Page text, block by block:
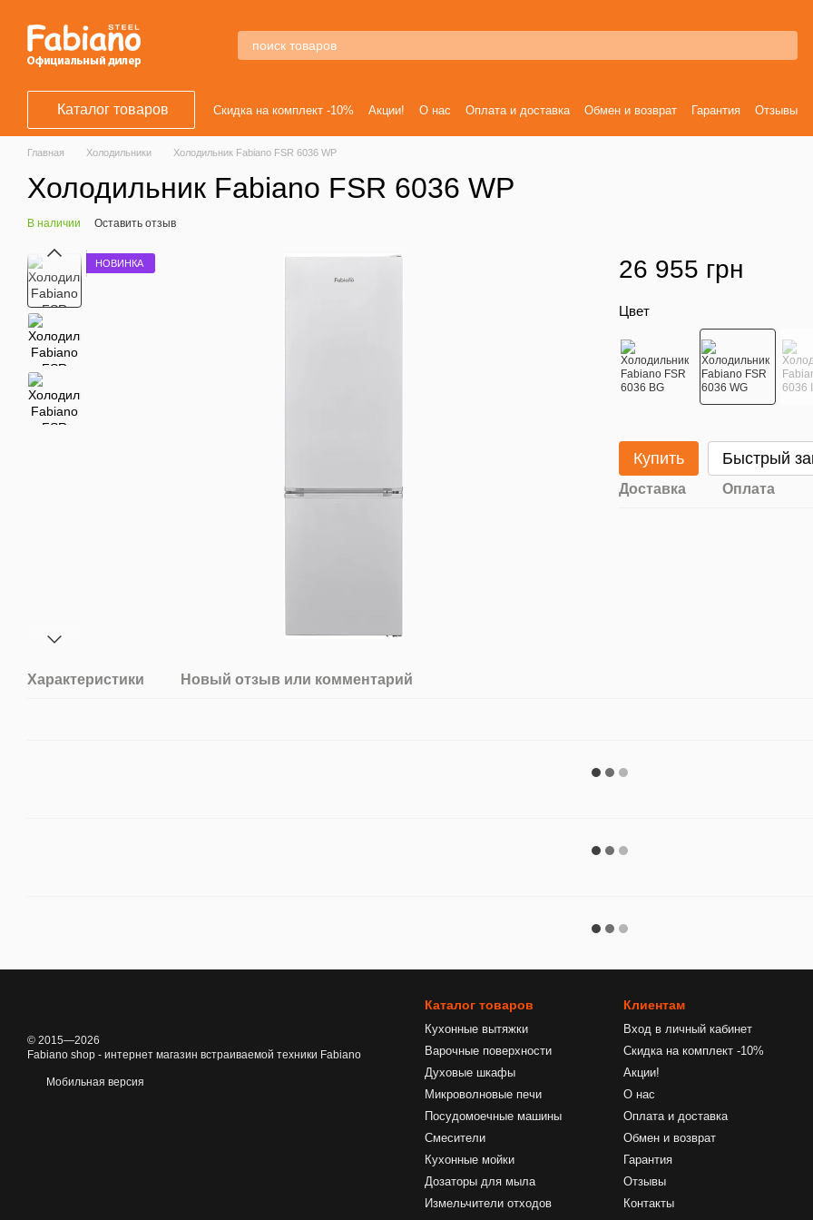
Каталог товаров Скидка на комплект -10% Акции! О нас Оплата и доставка Обмен и возврат Гарантия Отзывы
Главная Холодильники Холодильник Fabiano FSR 6036 WP
Холодильник Fabiano FSR 6036 WP
В наличии Оставить отзыв
НОВИНКА 26 955 грн
Цвет
Купить Быстрый
Доставка Оплата
Характеристики Новый отзыв или комментарий
© 2015—2026
Fabiano shop - интернет магазин встраиваемой техники Fabiano
Мобильная версия
Каталог товаров
Кухонные вытяжки
Варочные поверхности
Духовые шкафы
Микроволновые печи
Посудомоечные машины
Смесители
Кухонные мойки
Дозаторы для мыла
Измельчители отходов
Клиентам
Вход в личный кабинет
Скидка на комплект -10%
Акции!
О нас
Оплата и доставка
Обмен и возврат
Гарантия
Отзывы
Контакты